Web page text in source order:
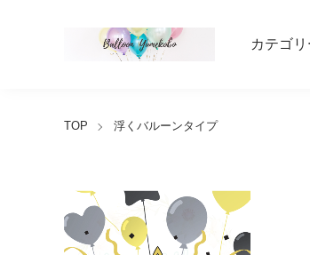
カテゴリ
TOP 浮くバルーンタイプ